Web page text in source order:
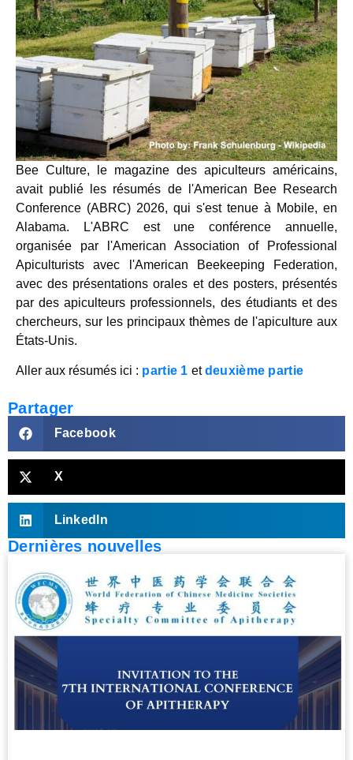
Bee Culture, le magazine des apiculteurs américains,
avait publié les résumés de l'American Bee Research
Conference (ABRC) 2026, qui s'est tenue à Mobile, en
Alabama. L'ABRC est une conférence annuelle,
organisée par l'American Association of Professional
Apiculturists avec l'American Beekeeping Federation,
avec des présentations orales et des posters, présentés
par des apiculteurs professionnels, des étudiants et des
chercheurs, sur les principaux thèmes de l'apiculture aux
États-Unis.
Aller aux résumés ici : partie 1 etdeuxième partie
Partager
Facebook
X
LinkedIn
Dernières nouvelles